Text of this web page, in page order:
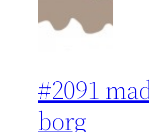
#2091
borg